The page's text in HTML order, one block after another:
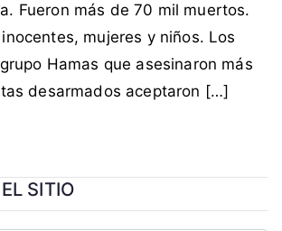
Fueron más de 70 mil muertos.
mujeres y niños. Los
Hamas que asesinaron más
desarmados aceptaron […]
SITIO